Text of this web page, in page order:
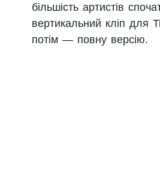
більшість артистів
вертикальний кліп для
потім — повну версію.